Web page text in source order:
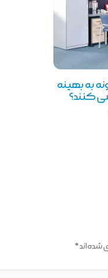
به بهینه
کنند؟
شده‌اند*